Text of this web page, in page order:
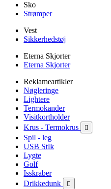
Sko
Strømper
Vest
Sikkerhedstøj
Eterna Skjorter
Eterna Skjorter
Reklameartikler
Nøgleringe
Lightere
Termokander
Visitkortholder
Krus - Termokrus

Spil - leg
USB StIk
Lygte
Golf
Isskraber
Drikkedunk
